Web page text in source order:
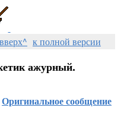
вверх^ к полной версии
ажурный.
Оригинальное сообщение